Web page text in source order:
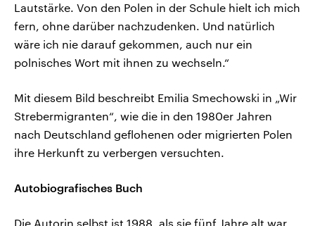
Lautstärke. Von den Polen in der Schule hielt ich mich
fern, ohne darüber nachzudenken. Und natürlich
wäre ich nie darauf gekommen, auch nur ein
polnisches Wort mit ihnen zu wechseln.“
Mit diesem Bild beschreibt Emilia Smechowski in „Wir
Strebermigranten“, wie die in den 1980er Jahren
nach Deutschland geflohenen oder migrierten Polen
ihre Herkunft zu verbergen versuchten.
Autobiografisches Buch
Die Autorin selbst ist 1988, als sie fünf Jahre alt war,